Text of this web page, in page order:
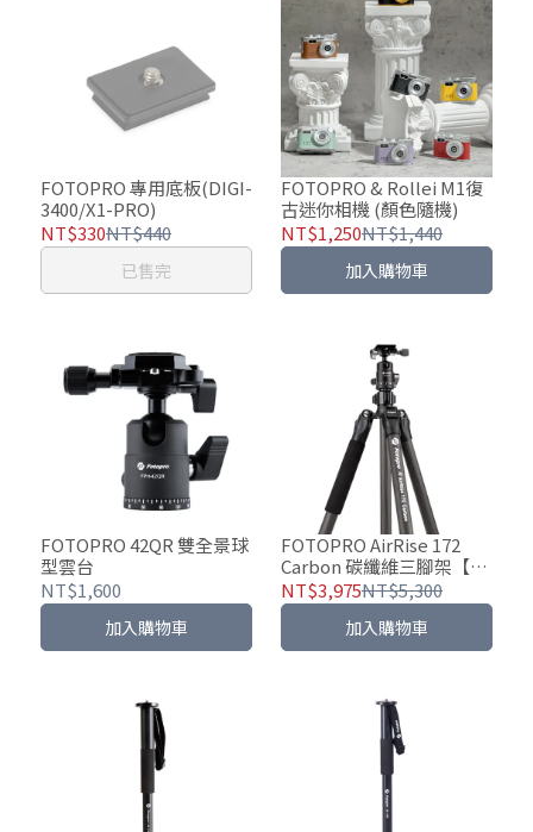
FOTOPRO 專用底板(DIGI-
3400/X1-PRO)
NT$330NT$440
已售完
FOTOPRO & Rollei M1復
古迷你相機 (顏色隨機)
NT$1,250NT$1,440
加入購物車
FOTOPRO 42QR 雙全景球
型雲台
NT$1,600
加入購物車
FOTOPRO AirRise 172
Carbon 碳纖維三腳架【附
SJ-36+手機夾】
NT$3,975NT$5,300
加入購物車